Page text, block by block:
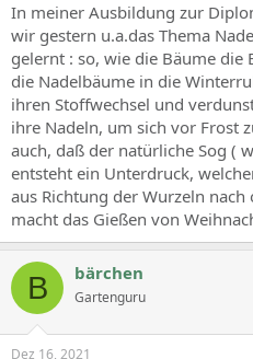
In meiner Ausbildung zur
wir gestern u.a.das Thema
gelernt : so, wie die Bäume die
die Nadelbäume in die
ihren Stoffwechsel und
ihre Nadeln, um sich vor Frost
auch, daß der natürliche Sog (
entsteht ein Unterdruck,
aus Richtung der Wurzeln
macht das Gießen von
B bärchen
Gartenguru
Dez 16, 2021